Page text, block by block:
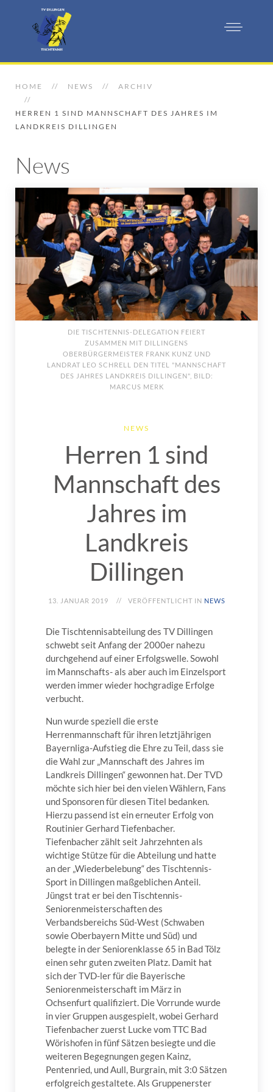
HOME NEWS ARCHIV
HERREN 1 SIND MANNSCHAFT DES JAHRES IM
LANDKREIS DILLINGEN
News
DIE TISCHTENNIS-DELEGATION FEIERT
ZUSAMMEN MIT DILLINGENS
OBERBÜRGERMEISTER FRANK KUNZ UND
LANDRAT LEO SCHRELL DEN TITEL "MANNSCHAFT
DES JAHRES LANDKREIS DILLINGEN", BILD:
MARCUS MERK
NEWS
Herren 1 sind
Mannschaft des
Jahres im
Landkreis
Dillingen
13. JANUAR 2019 VERÖFFENTLICHT IN NEWS
Die Tischtennisabteilung des TV Dillingen
schwebt seit Anfang der 2000er nahezu
durchgehend auf einer Erfolgswelle. Sowohl
im Mannschafts- als aber auch im Einzelsport
werden immer wieder hochgradige Erfolge
verbucht.
Nun wurde speziell die erste
Herrenmannschaft für ihren letztjährigen
Bayernliga-Aufstieg die Ehre zu Teil, dass sie
die Wahl zur „Mannschaft des Jahres im
Landkreis Dillingen“ gewonnen hat. Der TVD
möchte sich hier bei den vielen Wählern, Fans
und Sponsoren für diesen Titel bedanken.
Hierzu passend ist ein erneuter Erfolg von
Routinier Gerhard Tiefenbacher.
Tiefenbacher zählt seit Jahrzehnten als
wichtige Stütze für die Abteilung und hatte
an der „Wiederbelebung“ des Tischtennis-
Sport in Dillingen maßgeblichen Anteil.
Jüngst trat er bei den Tischtennis-
Seniorenmeisterschaften des
Verbandsbereichs Süd-West (Schwaben
sowie Oberbayern Mitte und Süd) und
belegte in der Seniorenklasse 65 in Bad Tölz
einen sehr guten zweiten Platz. Damit hat
sich der TVD-ler für die Bayerische
Seniorenmeisterschaft im März in
Ochsenfurt qualifiziert. Die Vorrunde wurde
in vier Gruppen ausgespielt, wobei Gerhard
Tiefenbacher zuerst Lucke vom TTC Bad
Wörishofen in fünf Sätzen besiegte und die
weiteren Begegnungen gegen Kainz,
Pentenried, und Aull, Burgrain, mit 3:0 Sätzen
erfolgreich gestaltete. Als Gruppenerster